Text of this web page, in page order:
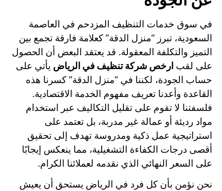
في سوق خدمات التنظيف المزدحم في العاصمة
السعودية، تبرز “منزل الدقة” كعلامة فارقة تجمع بين
التميز والتكلفة المعقولة. قد يعتقد البعض أن الحصول
على لقب ارخص شركة تنظيف في الرياض يأتي على
حساب الجودة، لكننا في “منزل الدقة” كسرنا هذه
القاعدة وأعدنا تعريف مفهوم الخدمة الاقتصادية.
فلسفتنا لا تقوم على تقليل التكاليف عبر استخدام
مواد رديئة أو عمالة غير مدربة، بل تعتمد على
استراتيجية عمل ذكية ومدروسة تهدف إلى تحقيق
أقصى درجات الكفاءة التشغيلية، مما ينعكس إيجابًا
على السعر النهائي الذي نقدمه لعملائنا الكرام.
نحن نؤمن بأن كل فرد في الرياض يستحق أن يعيش